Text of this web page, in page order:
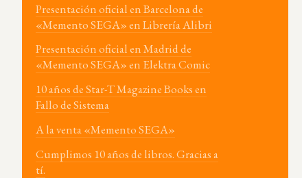
Presentación oficial en Barcelona de
«Memento SEGA» en Librería Alibri
Presentación oficial en Madrid de
«Memento SEGA» en Elektra Comic
10 años de Star-T Magazine Books en
Fallo de Sistema
A la venta «Memento SEGA»
Cumplimos 10 años de libros. Gracias a
tí.